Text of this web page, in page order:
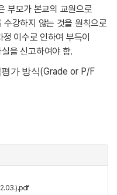
부모가 본교의 교원으로
강하지 않는 것을 원칙으로
이수로 인하여 부득이
을 신고하여야 함.
가 방식(Grade or P/F